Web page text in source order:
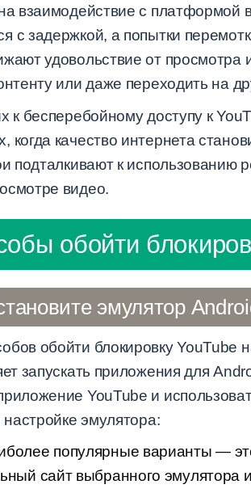
взаимодействие с платформой
задержкой, а попытки
удовольствие от просмотра
или даже переходить на
к бесперебойному доступу к
качество интернета
подталкивают к использованию
видео.
обойти
эмулятор
обойти блокировку YouTube
запускать приложения для
YouTube и
эмулятора:
популярные варианты —
сайт выбранного эмулятора